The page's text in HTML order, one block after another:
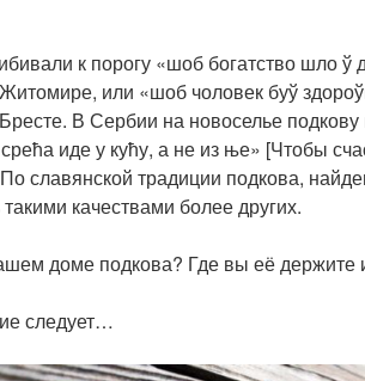
к порогу «шоб богатство шло ў
или «шоб чоловек буў
В Сербии на новоселье
иде у кућу, а не из ње» [Чтобы
славянской традиции подкова,
качествами более других.
доме подкова? Где вы её держите
следует…